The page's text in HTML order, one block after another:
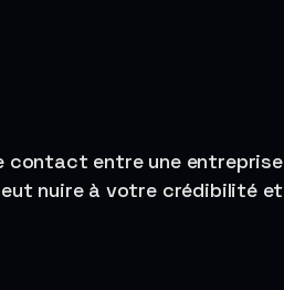
contact entre une entreprise
nuire à votre crédibilité et